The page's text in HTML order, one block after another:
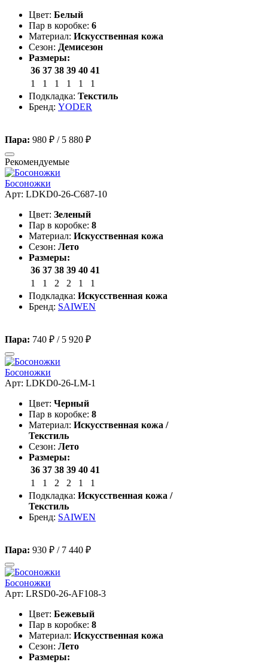
Цвет: Белый
Пар в коробке: 6
Материал: Искусственная кожа
Сезон: Демисезон
Размеры:
36 37 38 39 40 41
1
1 1 1 1
1
Подкладка: Текстиль
Бренд: YODER
Пара: 980 ₽ / 5 880 ₽
Рекомендуемые
Босоножки
Арт: LDKD0-26-C687-10
Цвет: Зеленый
Пар в коробке: 8
Материал: Искусственная кожа
Сезон: Лето
Размеры:
36 37 38 39 40 41
1
1 2 2 1
1
Подкладка: Искусственная кожа
Бренд: SAIWEN
Пара: 740 ₽ / 5 920 ₽
Босоножки
Арт: LDKD0-26-LM-1
Цвет: Черный
Пар в коробке: 8
Материал: Искусственная кожа /
Текстиль
Сезон: Лето
Размеры:
36 37 38 39 40 41
1
1 2 2 1
1
Подкладка: Искусственная кожа /
Текстиль
Бренд: SAIWEN
Пара: 930 ₽ / 7 440 ₽
Босоножки
Арт: LRSD0-26-AF108-3
Цвет: Бежевый
Пар в коробке: 8
Материал: Искусственная кожа
Сезон: Лето
Размеры: